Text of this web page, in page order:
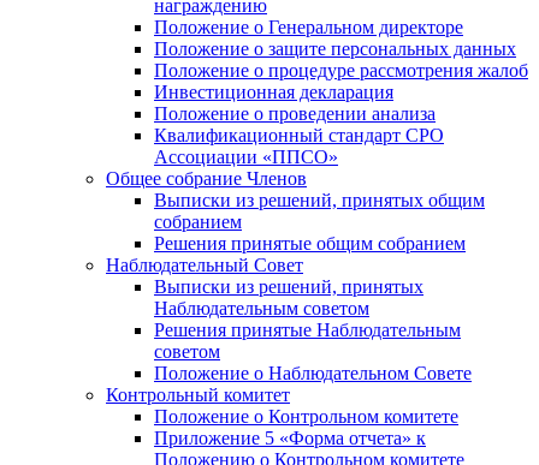
награждению
Положение о Генеральном директоре
Положение о защите персональных данных
Положение o процедуре рассмотрения жалоб
Инвестиционная декларация
Положение о проведении анализа
Квалификационный стандарт СРО
Ассоциации «ППСО»
Общее собрание Членов
Выписки из решений, принятых общим
собранием
Решения принятые общим собранием
Наблюдательный Совет
Выписки из решений, принятых
Наблюдательным советом
Решения принятые Наблюдательным
советом
Положение о Наблюдательном Совете
Контрольный комитет
Положение о Контрольном комитете
Приложение 5 «Форма отчета» к
Положению о Контрольном комитете